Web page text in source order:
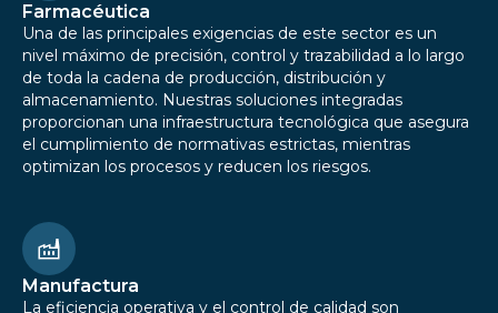
Farmacéutica
Una de las principales exigencias de este sector es un
nivel máximo de precisión, control y trazabilidad a lo largo
de toda la cadena de producción, distribución y
almacenamiento. Nuestras soluciones integradas
proporcionan una infraestructura tecnológica que asegura
el cumplimiento de normativas estrictas, mientras
optimizan los procesos y reducen los riesgos.
Manufactura
La eficiencia operativa y el control de calidad son